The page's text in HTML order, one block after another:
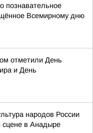
познавательное
Всемирному дню
отметили День
и День
народов России
сцене в Анадыре